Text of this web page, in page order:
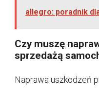
allegro: poradnik
Czy muszę
sprzedażą
Naprawa uszkodzeń